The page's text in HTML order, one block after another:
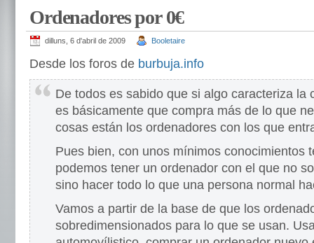
Ordenadores por 0€
dilluns, 6 d'abril de 2009 Booletaire
Desde los foros de burbuja.info
De todos es sabido que si algo caracteriza la
es básicamente que compra más de lo que
cosas están los ordenadores con los que
Pues bien, con unos mínimos conocimientos
podemos tener un ordenador con el que no
sino hacer todo lo que una persona normal
Vamos a partir de la base de que los
sobredimensionados para lo que se usan.